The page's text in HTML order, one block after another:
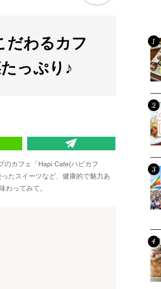
だわるカフ
っぷり♪
のカフェ「Hapi Cafe(ハピカフ
たスイーツなど、健康的で魅力あ
わってみて。